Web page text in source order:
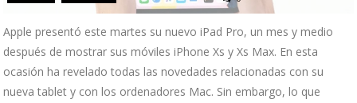
Apple presentó este martes su nuevo iPad Pro, un mes y medio
después de mostrar sus móviles iPhone Xs y Xs Max. En esta
ocasión ha revelado todas las novedades relacionadas con su
nueva tablet y con los ordenadores Mac. Sin embargo, lo que